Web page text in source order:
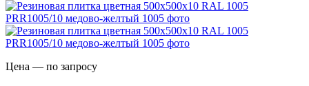
Цена — по запросу